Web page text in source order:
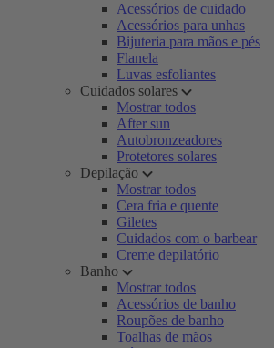
Acessórios de cuidado
Acessórios para unhas
Bijuteria para mãos e pés
Flanela
Luvas esfoliantes
Cuidados solares
Mostrar todos
After sun
Autobronzeadores
Protetores solares
Depilação
Mostrar todos
Cera fria e quente
Giletes
Cuidados com o barbear
Creme depilatório
Banho
Mostrar todos
Acessórios de banho
Roupões de banho
Toalhas de mãos